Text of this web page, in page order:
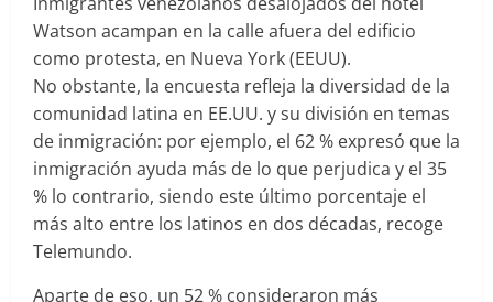
Watson acampan en la calle afuera del edificio
como protesta, en Nueva York (EEUU).
No obstante, la encuesta refleja la diversidad de la
comunidad latina en EE.UU. y su división en temas
de inmigración: por ejemplo, el 62 % expresó que la
inmigración ayuda más de lo que perjudica y el 35
% lo contrario, siendo este último porcentaje el
más alto entre los latinos en dos décadas, recoge
Telemundo.
Aparte de eso, un 52 % consideraron más